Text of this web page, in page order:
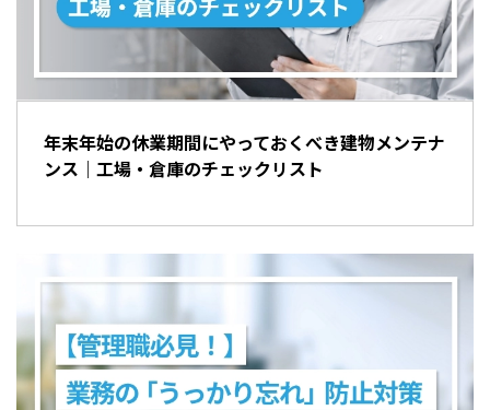
年末年始の休業期間にやっておくべき建物メンテナ
ンス｜工場・倉庫のチェックリスト